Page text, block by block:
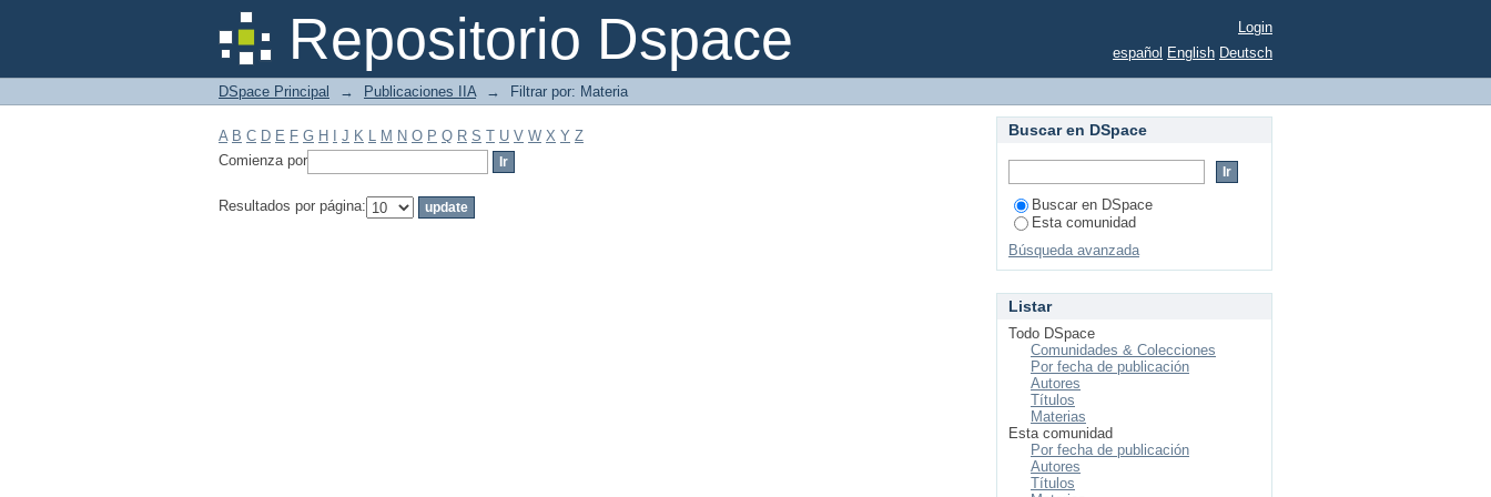
Repositorio Dspace
Filtrar por: Materia
Login
español English Deutsch
DSpace Principal → Publicaciones IIA → Filtrar por: Materia
A B C D E F G H J K L M N O P Q R S T U V W X Y Z
Comienza por
Resultados por página:
Buscar en DSpace
Buscar en DSpace
Esta comunidad
Búsqueda avanzada
Listar
Todo DSpace
Comunidades & Colecciones
Por fecha de publicación
Autores
Títulos
Materias
Esta comunidad
Por fecha de publicación
Autores
Títulos